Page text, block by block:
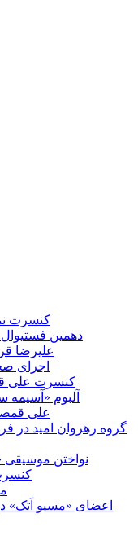
کنسرت‌
دهمین فستیوال
علیرضا
اجرای
کنسرت علی
آلبوم «آسیمه
علی
گروه رهروان امید در
نواختن موسیقی
اعضای «مسیو اَتک»